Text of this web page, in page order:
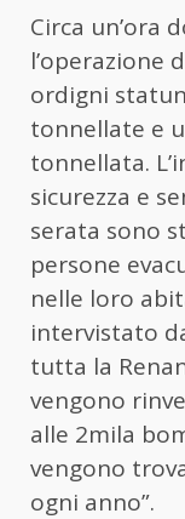
Circa un’ora
l’operazione
ordigni
tonnellate e
tonnellata.
sicurezza e
serata sono
persone
nelle loro
intervistato
tutta la
vengono
alle 2mila
vengono
ogni anno”.